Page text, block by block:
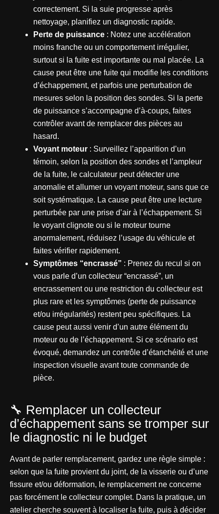
correctement. Si la suie progresse après
nettoyage, planifiez un diagnostic rapide.
Perte de puissance : Notez une accélération
moins franche ou un comportement irrégulier,
surtout si la fuite est importante ou mal placée. La
cause peut être une fuite qui modifie les conditions
d’échappement, et parfois une perturbation de
mesures selon la position des sondes. Si la perte
de puissance s’accompagne d’à-coups, faites
contrôler avant de remplacer des pièces au
hasard.
Voyant moteur : Surveillez l’apparition d’un
témoin, selon la position des sondes et l’ampleur
de la fuite, le calculateur peut détecter une
anomalie et allumer un voyant moteur, sans que ce
soit systématique. La cause peut être une lecture
perturbée par une prise d’air à l’échappement. Si
le voyant clignote ou si le moteur tourne
anormalement, réduisez l’usage du véhicule et
faites vérifier rapidement.
Symptômes “encrassé” : Prenez du recul si on
vous parle d’un collecteur “encrassé”, un
encrassement ou une restriction du collecteur est
plus rare et les symptômes (perte de puissance
et/ou irrégularités) restent peu spécifiques. La
cause peut aussi venir d’un autre élément du
moteur ou de l’échappement. Si ce scénario est
évoqué, demandez un contrôle d’étanchéité et une
inspection visuelle avant toute commande de
pièce.
🔧 Remplacer un collecteur
d’échappement sans se tromper sur
le diagnostic ni le budget
Avant de parler remplacement, gardez une règle simple :
selon que la fuite provient du joint, de la visserie ou d’une
fissure et/ou déformation, le remplacement ne concerne
pas forcément le collecteur complet. Dans la pratique, un
atelier cherche souvent à localiser la fuite, puis à décider